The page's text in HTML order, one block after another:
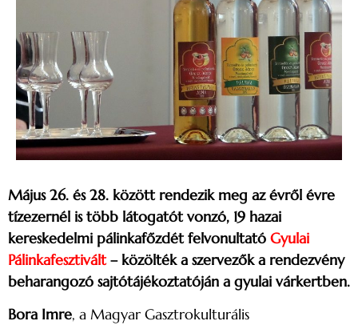
Május 26. és 28. között rendezik meg az évről évre
tízezernél is több látogatót vonzó, 19 hazai
kereskedelmi pálinkafőzdét felvonultató Gyulai
Pálinkafesztivált– közölték a szervezők a rendezvény
beharangozó sajtótájékoztatóján a gyulai várkertben.
Bora Imre, a Magyar Gasztrokulturális